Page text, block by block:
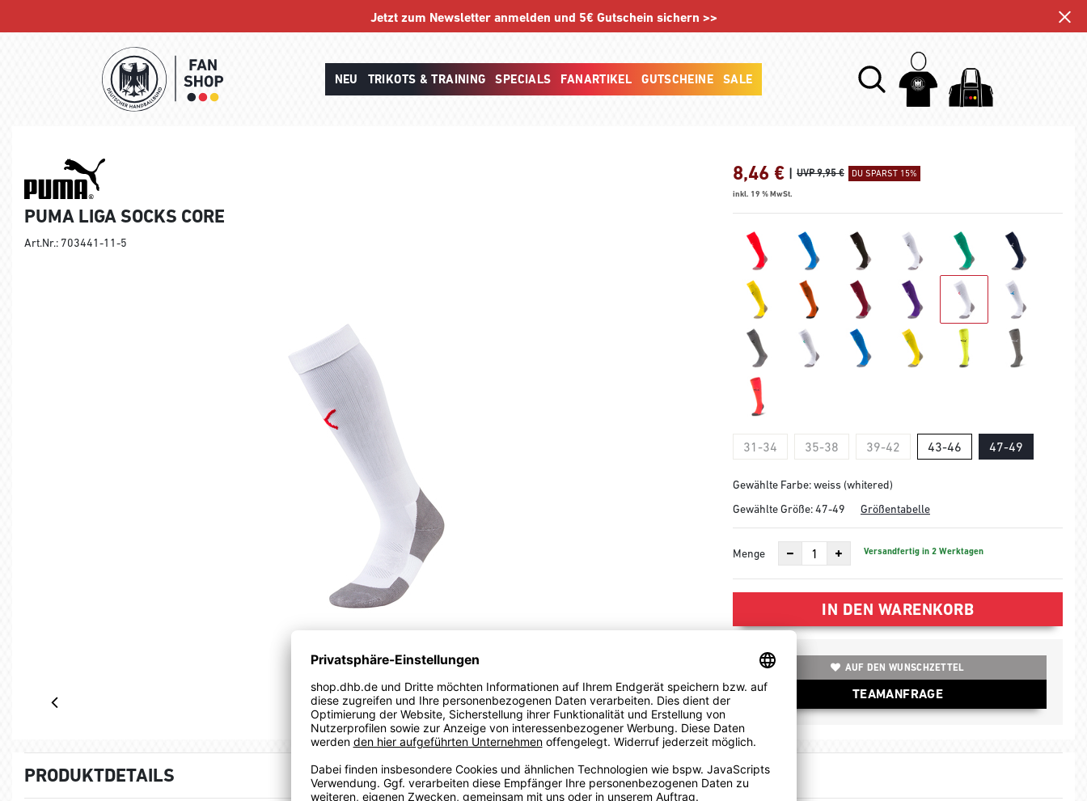
Jetzt zum Newsletter anmelden und 5€ Gutschein sichern >>
NEU TRIKOTS & TRAINING SPECIALS FANARTIKEL GUTSCHEINE SALE
PUMA LIGA SOCKS CORE
Art.Nr.: 703441-11-5
8,46 € | UVP 9,95 € DU SPARST 15%
inkl. 19 % MwSt.
31-34 35-38 39-42 43-46 47-49
Gewählte Farbe: weiss (whitered)
Gewählte Größe:47-49 Größentabelle
Menge Versandfertig in 2 Werktagen
IN DEN WARENKORB
AUF DEN WUNSCHZETTEL
TEAMANFRAGE
PRODUKTDETAILS